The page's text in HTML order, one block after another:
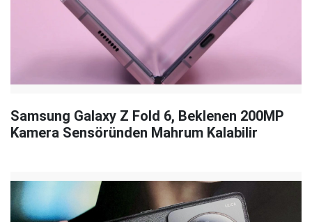
Samsung Galaxy Z Fold 6, Beklenen 200MP
Kamera Sensöründen Mahrum Kalabilir